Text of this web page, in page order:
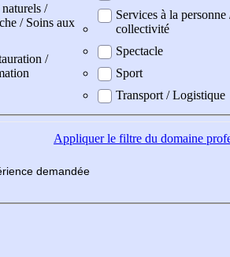
/
/ Soins aux
/
Services à la personne
collectivité
Spectacle
Sport
Transport / Logistique
Appliquerle filtre du domaine
demandée